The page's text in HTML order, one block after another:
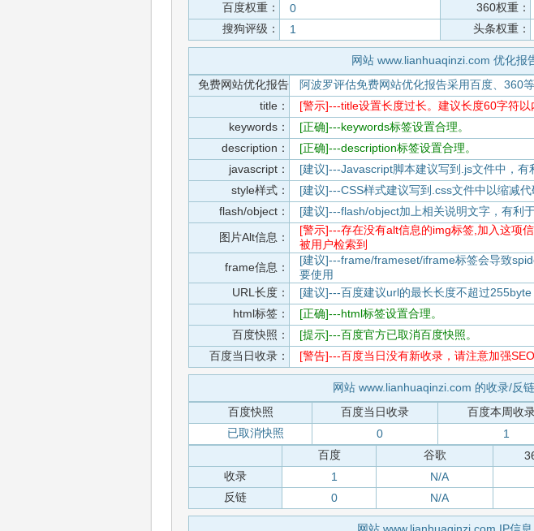
百度权重：
0 360权重：
搜狗评级：
1 头条权重：
网站 www.lianhuaqinzi.com 优化报
免费网站优化报告
阿波罗评估免费网站优化报告采用百度、360
title：
[警示]---title设置长度过长。建议长度60字符以
keywords：
[正确]---keywords标签设置合理。
description：
[正确]---description标签设置合理。
javascript：
[建议]---Javascript脚本建议写到.js文件中，有
style样式：
[建议]---CSS样式建议写到.css文件中以缩减
flash/object：
[建议]---flash/object加上相关说明文字，有利
图片Alt信息：
[警示]---存在没有alt信息的img标签,加入这项
被用户检索到
frame信息：
[建议]---frame/frameset/iframe标签会导致
要使用
URL长度：
[建议]---百度建议url的最长长度不超过255byte
html标签：
[正确]---html标签设置合理。
百度快照：
[提示]---百度官方已取消百度快照。
百度当日收录：
[警告]---百度当日没有新收录，请注意加强SEO
网站 www.lianhuaqinzi.com 的收录/反
百度快照
百度当日收录 百度本周收
已取消快照
0 1
百度
谷歌
收录
1 N/A
反链
0 N/A